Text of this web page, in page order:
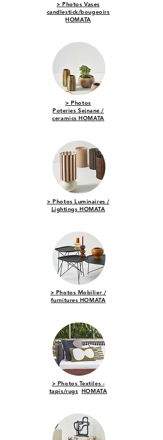
>PhotosVases
candlestick/bougeoirs
HOMATA
>Photos
Poteries Sejnane /
ceramicsHOMATA
> Photos Luminaires /
LightingsHOMATA
> Photos Mobilier /
furnitures HOMATA
> Photos Textiles -
tapis/rugs HOMATA